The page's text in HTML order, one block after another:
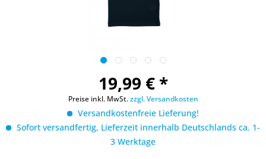
19,99 € *
Preise inkl. MwSt.zzgl. Versandkosten
Versandkostenfreie Lieferung!
Sofort versandfertig, Lieferzeit innerhalb Deutschlands ca. 1-
3 Werktage